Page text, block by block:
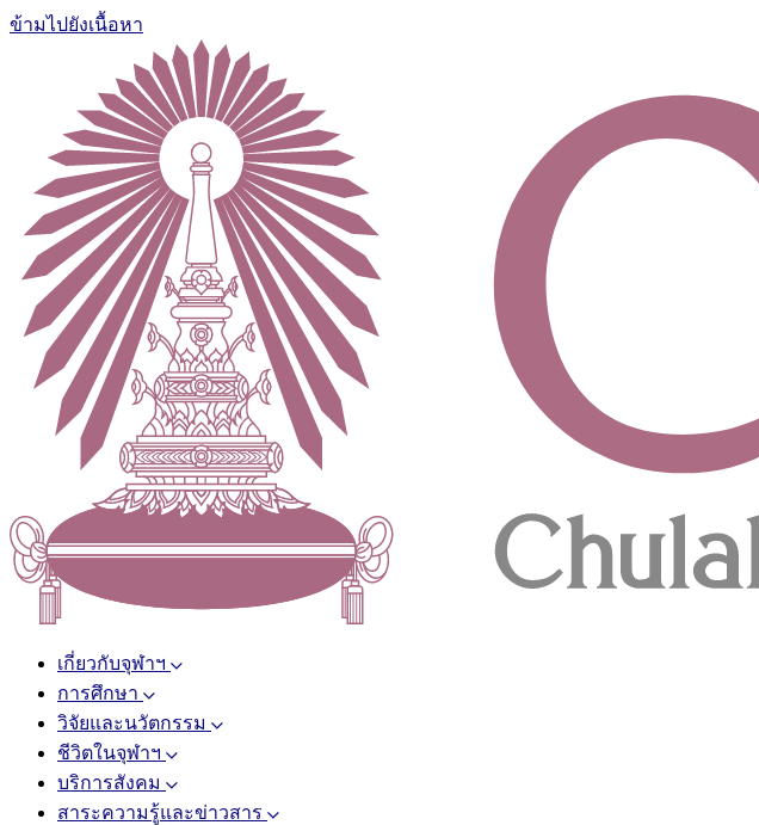
ข้ามไปยังเนื้อหา
เกี่ยวกับจุฬาฯ
การศึกษา
วิจัยและนวัตกรรม
ชีวิตในจุฬาฯ
บริการสังคม
สาระความรู้และข่าวสาร